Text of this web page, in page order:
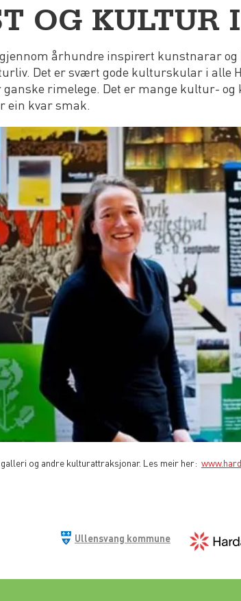
OG KULTUR
århundre inspirert kunstnarar
Det er svært gode kulturskular i alle
rimelege. Det er mange kultur-
ein kvar smak.
og andre kulturattraksjonar. Les meir her:
Ullensvang kommune